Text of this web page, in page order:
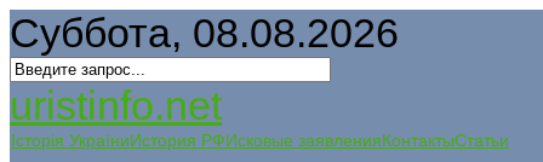
Суббота, 08.08.2026
uristinfo.net
Історія УкраїниИстория РФИсковые заявленияКонтактыСтатьи